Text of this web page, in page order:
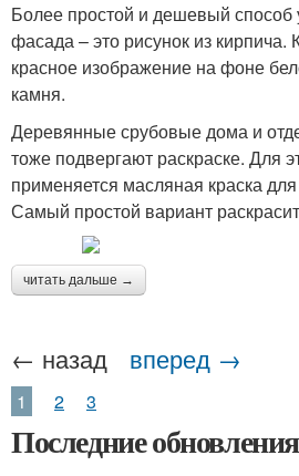
Более простой и дешевый способ
фасада – это рисунок из кирпича.
красное изображение на фоне
камня.
Деревянные срубовые дома и
тоже подвергают раскраске. Для
применяется масляная краска
Самый простой вариант
читать дальше →
← назад вперед →
1 2 3
Последние